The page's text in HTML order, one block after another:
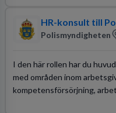
HR-konsult till
Polismyndigheten
I den här rollen har du
med områden inom
kompetensförsörjning,